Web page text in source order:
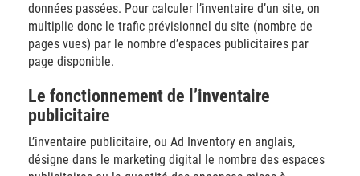
données passées. Pour calculer l’inventaire d’un site, on
multiplie donc le trafic prévisionnel du site (nombre de
pages vues) par le nombre d’espaces publicitaires par
page disponible.
​Le fonctionnement de l’inventaire
publicitaire
L’inventaire publicitaire, ou Ad Inventory en anglais,
désigne dans le marketing digital le nombre des espaces